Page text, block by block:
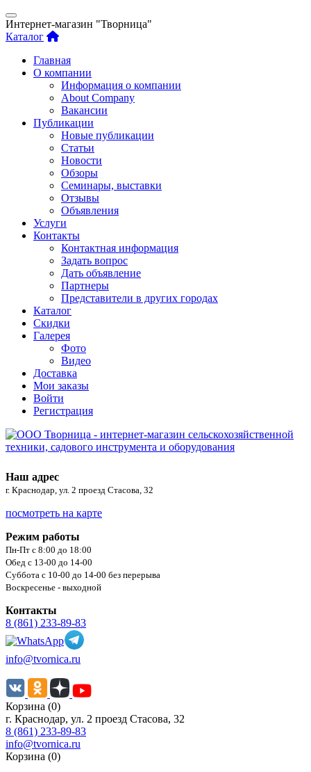
Интернет-магазин "Творница"
Каталог
Главная
О компании
Информация о компании
About Company
Вакансии
Публикации
Новые публикации
Статьи
Новости
Обзоры
Семинары, выставки
Отзывы
Объявления
Услуги
Контакты
Контактная информация
Задать вопрос
Дать объявление
Партнеры
Представители в других городах
Каталог
Скидки
Галерея
Фото
Видео
Доставка
Мои заказы
Войти
Регистрация
Наш адрес
г. Краснодар, ул. 2 проезд Стасова, 32
посмотреть на карте
Режим работы
Пн-Пт с 8:00 до 18:00
Обед с 13-00 до 14-00
Суббота с 10-00 до 14-00 без перерыва
Воскресенье - выходной
Контакты
8 (861) 233-89-83
info@tvornica.ru
Корзина (0)
г. Краснодар, ул. 2 проезд Стасова, 32
8 (861) 233-89-83
info@tvornica.ru
Корзина (0)